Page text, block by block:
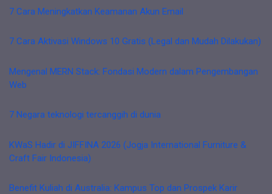
7 Cara Meningkatkan Keamanan Akun Email
7 Cara Aktivasi Windows 10 Gratis (Legal dan Mudah Dilakukan)
Mengenal MERN Stack: Fondasi Modern dalam Pengembangan
Web
7 Negara teknologi tercanggih di dunia
KWaS Hadir di JIFFINA 2026 (Jogja International Furniture &
Craft Fair Indonesia)
Benefit Kuliah di Australia: Kampus Top dan Prospek Karir